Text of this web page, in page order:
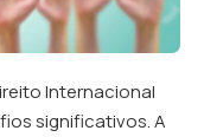
Internacional
significativos. A